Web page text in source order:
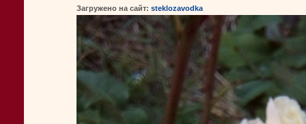
Загружено на сайт: steklozavodka